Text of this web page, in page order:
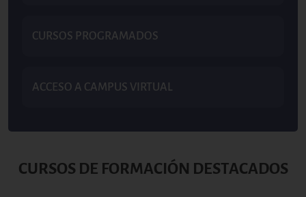
CURSOS PROGRAMADOS
ACCESO A CAMPUS VIRTUAL
CURSOS DE FORMACIÓN DESTACADOS